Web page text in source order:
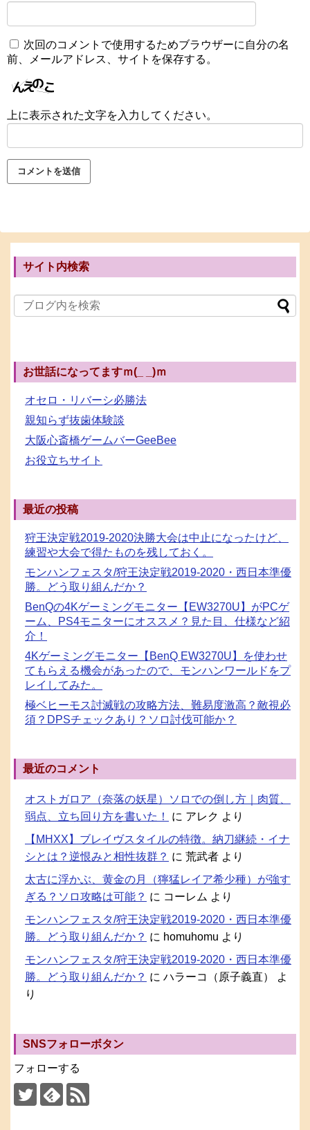
次回のコメントで使用するためブラウザーに自分の名
前、メールアドレス、サイトを保存する。
上に表示された文字を入力してください。
サイト内検索
お世話になってますｍ(_ _)ｍ
オセロ・リバーシ必勝法
親知らず抜歯体験談
大阪心斎橋ゲームバーGeeBee
お役立ちサイト
最近の投稿
狩王決定戦2019-2020決勝大会は中止になったけど、
練習や大会で得たものを残しておく。
モンハンフェスタ/狩王決定戦2019-2020・西日本準優
勝。どう取り組んだか？
BenQの4Kゲーミングモニター【EW3270U】がPCゲ
ーム、PS4モニターにオススメ？見た目、仕様など紹
介！
4Kゲーミングモニター【BenQ EW3270U】を使わせ
てもらえる機会があったので、モンハンワールドをプ
レイしてみた。
極ベヒーモス討滅戦の攻略方法、難易度激高？敵視必
須？DPSチェックあり？ソロ討伐可能か？
最近のコメント
オストガロア（奈落の妖星）ソロでの倒し方｜肉質、
弱点、立ち回り方を書いた！
に アレク より
【MHXX】ブレイヴスタイルの特徴。納刀継続・イナ
シとは？逆恨みと相性抜群？ に 荒武者 より
太古に浮かぶ、黄金の月（獰猛レイア希少種）が強す
ぎる？ソロ攻略は可能？ に コーレム より
モンハンフェスタ/狩王決定戦2019-2020・西日本準優
勝。どう取り組んだか？ に homuhomu より
モンハンフェスタ/狩王決定戦2019-2020・西日本準優
勝。どう取り組んだか？ に ハラーコ（原子義直）
よ
り
SNSフォローボタン
フォローする